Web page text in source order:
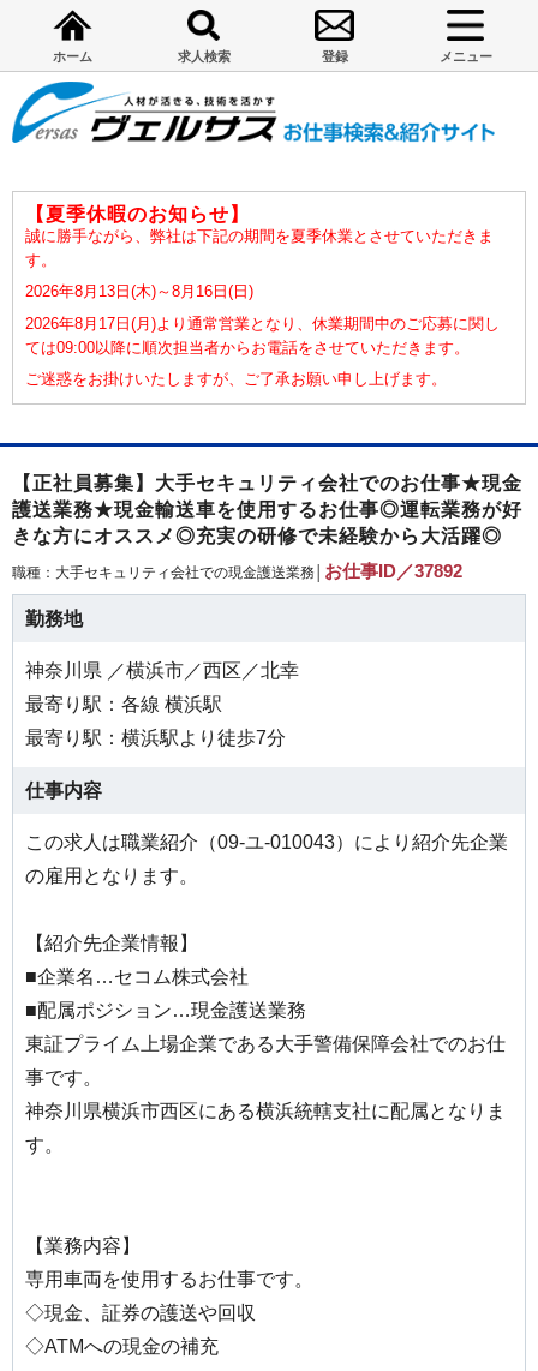
ホーム 求人検索 登録 メニュー
【夏季休暇のお知らせ】
誠に勝手ながら、弊社は下記の期間を夏季休業とさせていただきま
す。
2026年8月13日(木)～8月16日(日)
2026年8月17日(月)より通常営業となり、休業期間中のご応募に関し
ては09:00以降に順次担当者からお電話をさせていただきます。
ご迷惑をお掛けいたしますが、ご了承お願い申し上げます。
【正社員募集】大手セキュリティ会社でのお仕事★現金
護送業務★現金輸送車を使用するお仕事◎運転業務が好
きな方にオススメ◎充実の研修で未経験から大活躍◎
職種：大手セキュリティ会社での現金護送業務│ お仕事ID／37892
勤務地
神奈川県 ／横浜市／西区／北幸
最寄り駅：各線 横浜駅
最寄り駅：横浜駅より徒歩7分
仕事内容
この求人は職業紹介（09-ユ-010043）により紹介先企業
の雇用となります。
【紹介先企業情報】
■企業名…セコム株式会社
■配属ポジション…現金護送業務
東証プライム上場企業である大手警備保障会社でのお仕
事です。
神奈川県横浜市西区にある横浜統轄支社に配属となりま
す。
【業務内容】
専用車両を使用するお仕事です。
◇現金、証券の護送や回収
◇ATMへの現金の補充